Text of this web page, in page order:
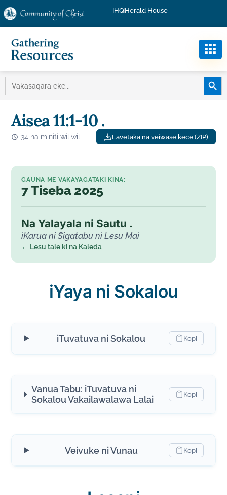
IHQHerald House
NA:
Aisea 11:1-10 .
Lavetaka na veiwase kece (ZIP)
34 na miniti wiliwili
GAUNA ME VAKAYAGATAKI KINA:
7 Tiseba 2025
Na Yalayala ni Sautu .
iKarua ni Sigatabu ni Lesu Mai
← Lesu tale ki na Kaleda
iYaya ni Sokalou
iTuvatuva ni Sokalou Kopi
Vanua Tabu: iTuvatuva ni
Sokalou Vakailawalawa Lalai
Kopi
Veivuke ni Vunau Kopi